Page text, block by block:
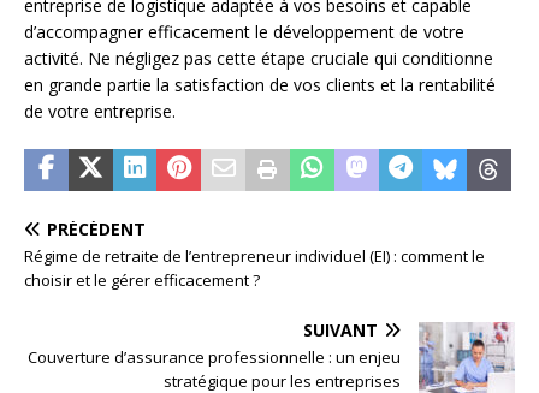
entreprise de logistique adaptée à vos besoins et capable
d’accompagner efficacement le développement de votre
activité. Ne négligez pas cette étape cruciale qui conditionne
en grande partie la satisfaction de vos clients et la rentabilité
de votre entreprise.
PRÉCÉDENT
Régime de retraite de l’entrepreneur individuel (EI) : comment le
choisir et le gérer efficacement ?
SUIVANT
Couverture d’assurance professionnelle : un enjeu
stratégique pour les entreprises